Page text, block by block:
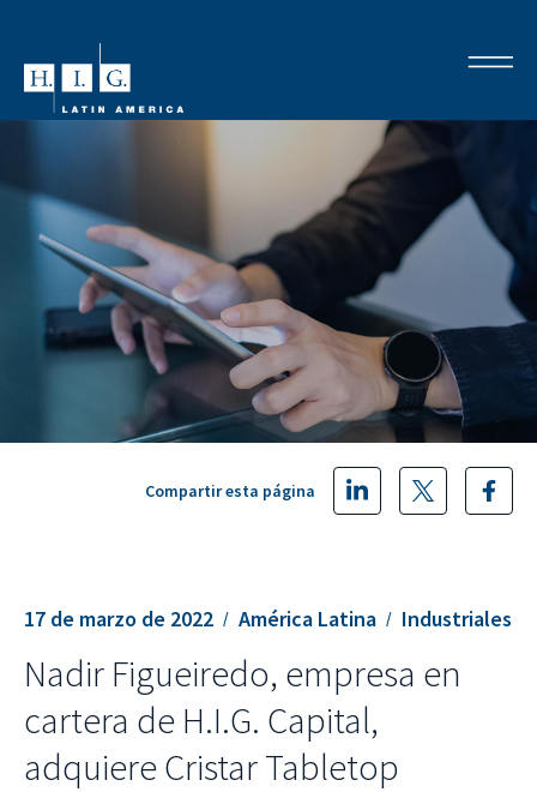
17 de marzo de 2022 América Latina Industriales
Compartir esta página
Nadir Figueiredo, empresa en
cartera de H.I.G. Capital,
adquiere Cristar Tabletop